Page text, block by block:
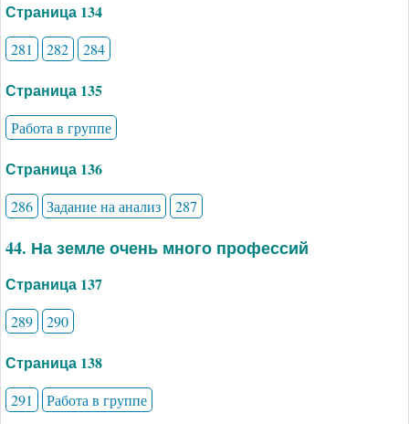
Страница 134
281 282 284
Страница 135
Работа в группе
Страница 136
286 Задание на анализ 287
44. На земле очень много профессий
Страница 137
289 290
Страница 138
291 Работа в группе